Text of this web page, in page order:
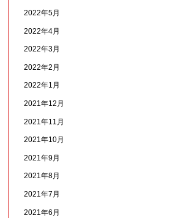
2022年5月
2022年4月
2022年3月
2022年2月
2022年1月
2021年12月
2021年11月
2021年10月
2021年9月
2021年8月
2021年7月
2021年6月